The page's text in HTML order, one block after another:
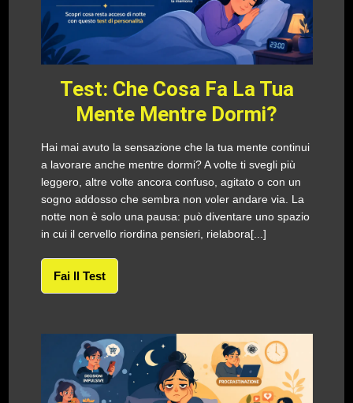
Test: Che Cosa Fa La Tua
Mente Mentre Dormi?
Hai mai avuto la sensazione che la tua mente continui
a lavorare anche mentre dormi? A volte ti svegli più
leggero, altre volte ancora confuso, agitato o con un
sogno addosso che sembra non voler andare via. La
notte non è solo una pausa: può diventare uno spazio
in cui il cervello riordina pensieri, rielabora[...]
Fai Il Test